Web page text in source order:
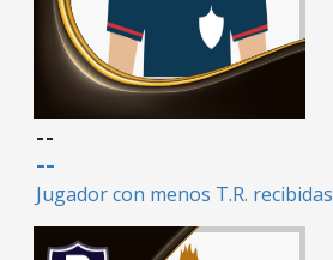
--
--
Jugador con menos T.R. recibidas